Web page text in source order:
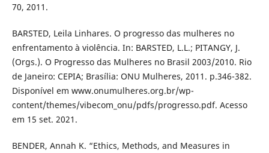
70, 2011.
BARSTED, Leila Linhares. O progresso das mulheres no
enfrentamento à violência. In: BARSTED, L.L.; PITANGY, J.
(Orgs.). O Progresso das Mulheres no Brasil 2003/2010. Rio
de Janeiro: CEPIA; Brasília: ONU Mulheres, 2011. p.346-382.
Disponível em www.onumulheres.org.br/wp-
content/themes/vibecom_onu/pdfs/progresso.pdf. Acesso
em 15 set. 2021.
BENDER, Annah K. “Ethics, Methods, and Measures in